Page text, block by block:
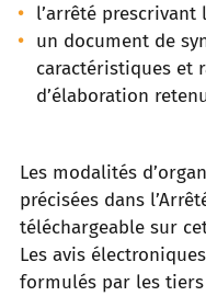
l’arrêté prescrivant
un document de
caractéristiques et
d’élaboration
Les modalités
précisées dans
téléchargeable sur
Les avis
formulés par les tiers